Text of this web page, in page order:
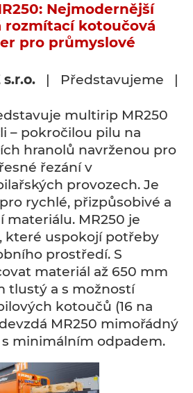
Nejmodernější
rozmítací kotoučová
pro průmyslové
| Představujeme |
multirip MR250
– pokročilou pilu na
hranolů navrženou pro
řezání v
provozech. Je
rychlé, přizpůsobivé a
materiálu. MR250 je
které uspokojí potřeby
prostředí. S
materiál až 650 mm
tlustý a s možností
kotoučů (16 na
MR250 mimořádný
minimálním odpadem.